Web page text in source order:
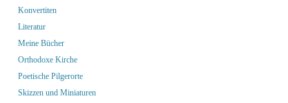
Konvertiten
Literatur
Meine Bücher
Orthodoxe Kirche
Poetische Pilgerorte
Skizzen und Miniaturen